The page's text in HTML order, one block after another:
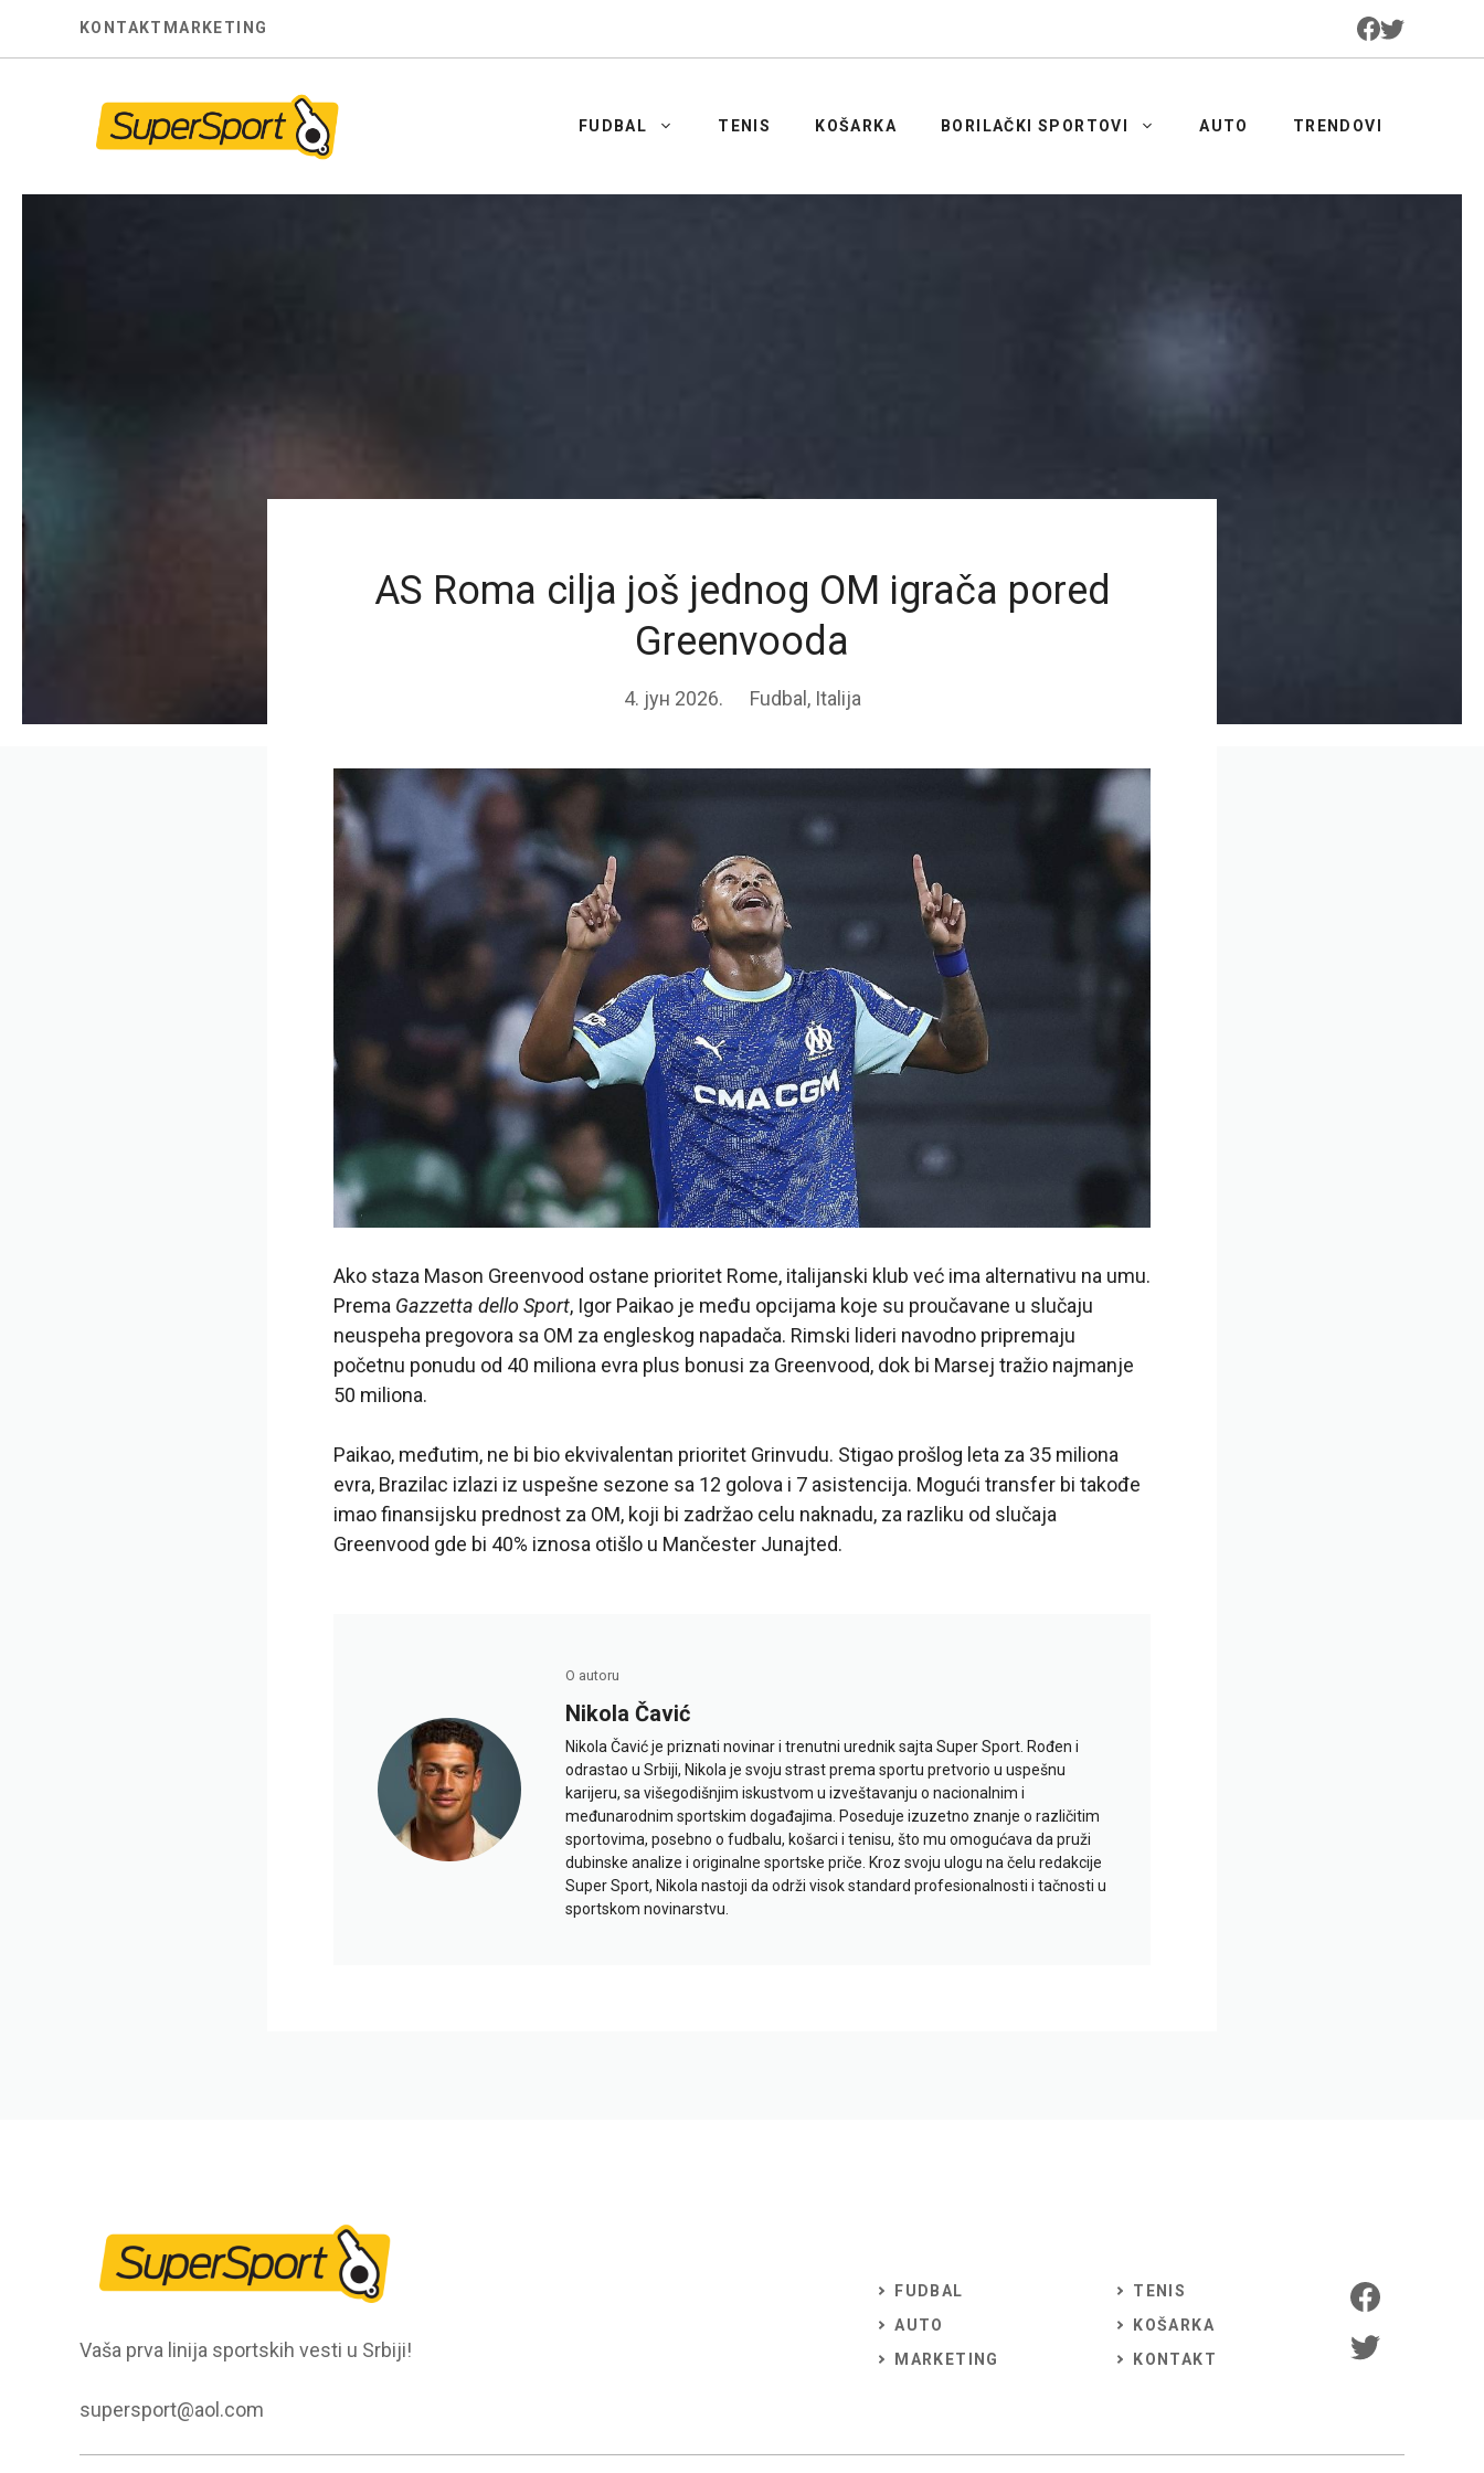
KONTAKT MARKETING
FUDBAL TENIS KOŠARKA BORILAČKI SPORTOVI AUTO TRENDOVI
AS Roma cilja još jednog OM igrača pored
Greenvooda
4. јун 2026. Fudbal , Italija
Ako staza Mason Greenvood ostane prioritet Rome, italijanski klub već ima alternativu na umu.
Prema Gazzetta dello Sport, Igor Paikao je među opcijama koje su proučavane u slučaju
neuspeha pregovora sa OM za engleskog napadača. Rimski lideri navodno pripremaju
početnu ponudu od 40 miliona evra plus bonusi za Greenvood, dok bi Marsej tražio najmanje
50 miliona.
Paikao, međutim, ne bi bio ekvivalentan prioritet Grinvudu. Stigao prošlog leta za 35 miliona
evra, Brazilac izlazi iz uspešne sezone sa 12 golova i 7 asistencija. Mogući transfer bi takođe
imao finansijsku prednost za OM, koji bi zadržao celu naknadu, za razliku od slučaja
Greenvood gde bi 40% iznosa otišlo u Mančester Junajted.
O autoru
Nikola Čavić
Nikola Čavić je priznati novinar i trenutni urednik sajta Super Sport. Rođen i
odrastao u Srbiji, Nikola je svoju strast prema sportu pretvorio u uspešnu
karijeru, sa višegodišnjim iskustvom u izveštavanju o nacionalnim i
međunarodnim sportskim događajima. Poseduje izuzetno znanje o različitim
sportovima, posebno o fudbalu, košarci i tenisu, što mu omogućava da pruži
dubinske analize i originalne sportske priče. Kroz svoju ulogu na čelu redakcije
Super Sport, Nikola nastoji da održi visok standard profesionalnosti i tačnosti u
sportskom novinarstvu.
Vaša prva linija sportskih vesti u Srbiji!
supersport@aol.com
FUDBAL
AUTO
MARKETING
TENIS
KOŠARKA
KONTAKT